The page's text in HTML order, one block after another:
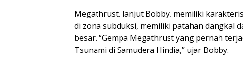
Megathrust, lanjut Bobby, memiliki
di zona subduksi, memiliki patahan dangkal
besar. “Gempa Megathrust yang pernah
Tsunami di Samudera Hindia,” ujar Bobby.